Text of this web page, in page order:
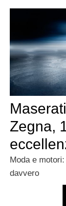
Zegna,
Moda e
davvero